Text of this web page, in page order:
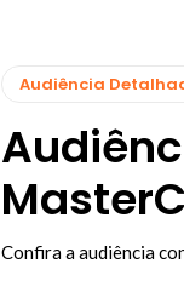
Audiência
Confira a audiência